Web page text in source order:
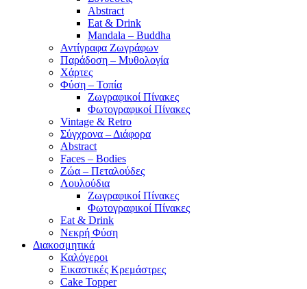
Abstract
Eat & Drink
Mandala – Buddha
Αντίγραφα Ζωγράφων
Παράδοση – Μυθολογία
Χάρτες
Φύση – Τοπία
Ζωγραφικοί Πίνακες
Φωτογραφικοί Πίνακες
Vintage & Retro
Σύγχρονα – Διάφορα
Abstract
Faces – Bodies
Ζώα – Πεταλούδες
Λουλούδια
Ζωγραφικοί Πίνακες
Φωτογραφικοί Πίνακες
Eat & Drink
Νεκρή Φύση
Διακοσμητικά
Καλόγεροι
Εικαστικές Κρεμάστρες
Cake Topper